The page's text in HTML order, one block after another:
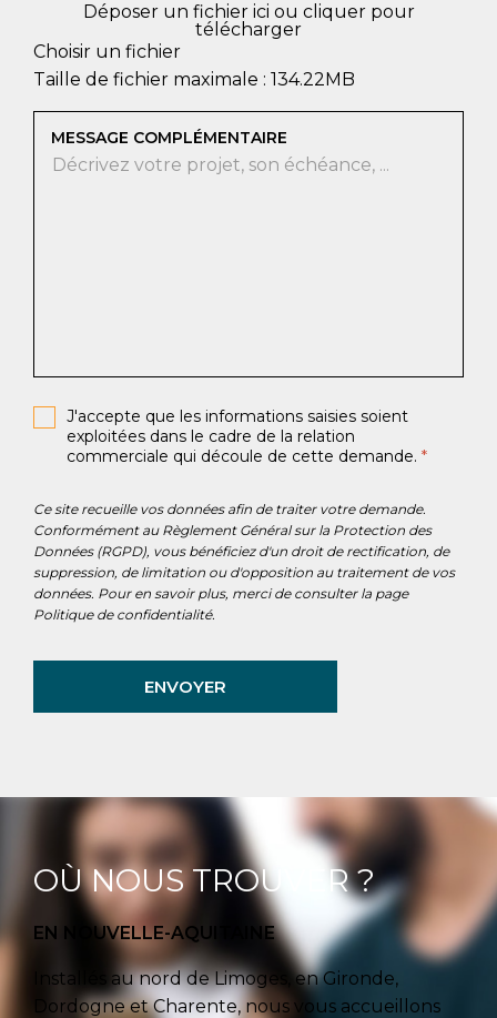
Déposer un fichier ici ou cliquer pour
télécharger
Choisir un fichier
Taille de fichier maximale : 134.22MB
MESSAGE COMPLÉMENTAIRE
J'accepte que les informations saisies soient
exploitées dans le cadre de la relation
commerciale qui découle de cette demande. *
Ce site recueille vos données afin de traiter votre demande.
Conformément au Règlement Général sur la Protection des
Données (RGPD), vous bénéficiez d'un droit de rectification, de
suppression, de limitation ou d'opposition au traitement de vos
données. Pour en savoir plus, merci de consulter la page
Politique de confidentialité.
ENVOYER
OÙ NOUS TROUVER ?
EN NOUVELLE-AQUITAINE
Installés au nord de Limoges, en Gironde,
Dordogne et Charente, nous vous accueillons